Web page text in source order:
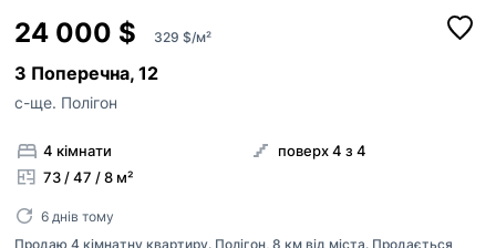
24 000 $ 329 $/м²
3 Поперечна, 12
с-ще. Полігон
4 кімнати
73 / 47 / 8 м²
поверх 4 з 4
6 днів тому
Продаю 4 кімнатну квартиру. Полігон, 8 км від міста. Продається